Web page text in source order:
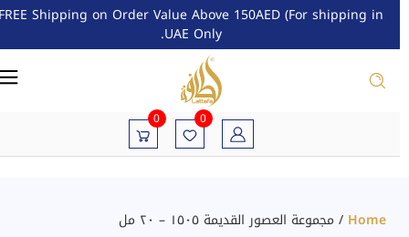
FREE Shipping on Order Value Above 150AED (For shipping in
UAE Only.
0
0
Home
/ مجموعة العصور القديمة ١٥٠٥ – ٢٠ مل